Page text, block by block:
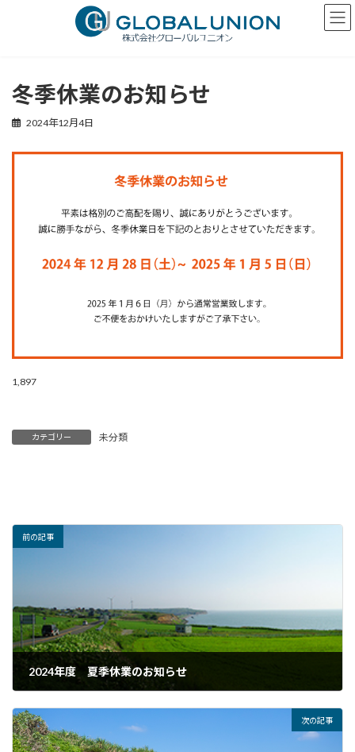
冬季休業のお知らせ
2024年12月4日
1,897
カテゴリー 未分類
前の記事
2024年度 夏季休業のお知らせ
次の記事